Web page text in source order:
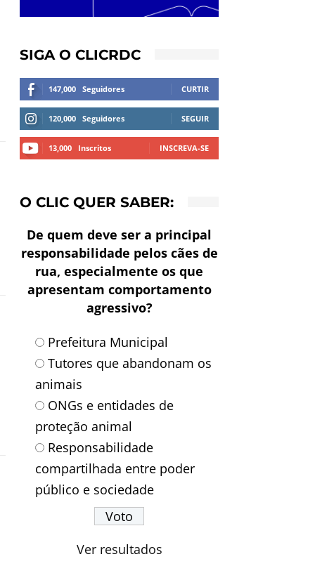
SIGA O CLICRDC
147,000 Seguidores CURTIR
120,000 Seguidores SEGUIR
13,000 Inscritos INSCREVA-SE
O CLIC QUER SABER:
De quem deve ser a principal
responsabilidade pelos cães de
rua, especialmente os que
apresentam comportamento
agressivo?
Prefeitura Municipal
Tutores que abandonam os
animais
ONGs e entidades de
proteção animal
Responsabilidade
compartilhada entre poder
público e sociedade
Ver resultados